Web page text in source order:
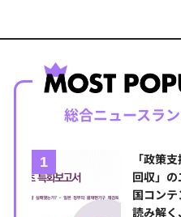
総合ニュースラ
「政策
回収」
国コン
読み解く